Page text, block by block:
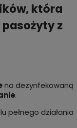
która
z
na dezynfekowaną
.
pełnego działania